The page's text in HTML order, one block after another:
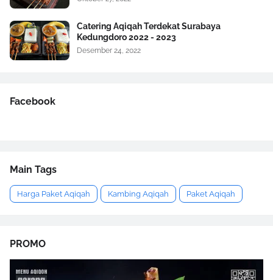
Catering Aqiqah Terdekat Surabaya
Kedungdoro 2022 - 2023
Desember 24, 2022
Facebook
Main Tags
Harga Paket Aqiqah Kambing Aqiqah Paket Aqiqah
PROMO